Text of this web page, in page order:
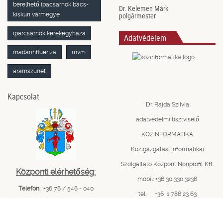
bérelhető ipacsarnok bács-
kiskun vármegye
iparcsarnok kerekegyháza
madárinfluenza mvm
áramszünet
Kapcsolat
Központi elérhetőség:
Telefon: +36 76 / 546 - 040
Dr. Kelemen Márk
polgármester
Adatvédelem
Dr. Rajda Szilvia
adatvédelmi tisztviselő
KÖZINFORMATIKA
Közigazgatási Informatikai
Szolgáltató Központ Nonprofit Kft.
mobil: +36 30 330 3236
tel.: +36 1 786 23 63